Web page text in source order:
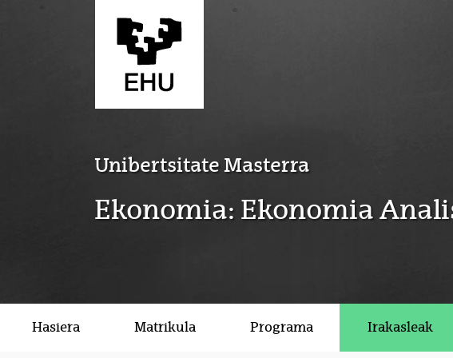
Unibertsitate Masterra
Ekonomia: Ekonomia
Hasiera Matrikula Programa Irakasleak